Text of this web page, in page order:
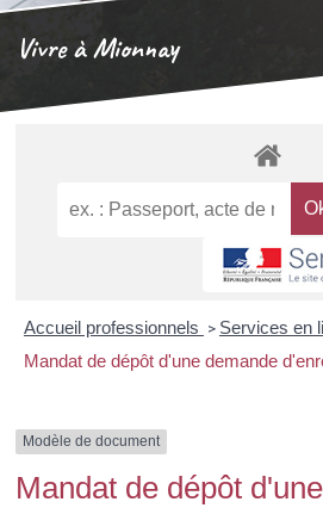
Vivre à Mionnay
Accueil professionnels > Services en
Mandat de dépôt d'une demande
Modèle de document
Mandat de dépôt